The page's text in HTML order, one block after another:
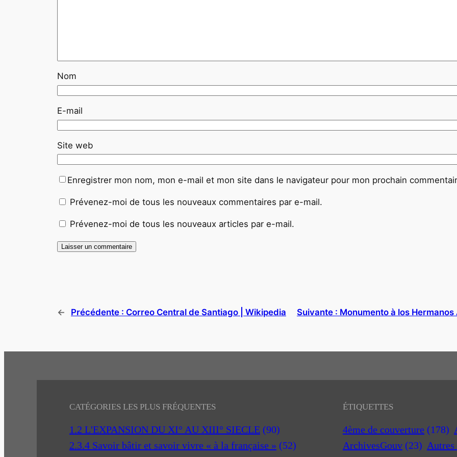
Nom
E-mail
Site web
Enregistrer mon nom, mon e-mail et mon site dans le navigateur pour mon prochain
Prévenez-moi de tous les nouveaux commentaires par e-mail.
Prévenez-moi de tous les nouveaux articles par e-mail.
← Précédente : Correo Central de Santiago | Wikipedia Suivante : Monumento à los
CATÉGORIES LES PLUS FRÉQUENTES
1.2 L'EXPANSION DU XI° AU XIII° SIECLE (90)
2.3.4 Savoir bâtir et savoir vivre « à la française » (52)
ÉTIQUETTES
4ème de couverture (178)
ArchivesGouv (23) Autres